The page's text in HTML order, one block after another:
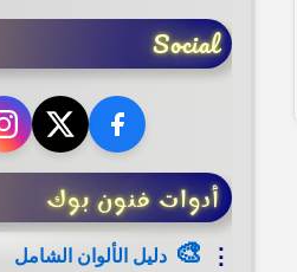
Social
أدوات فنون بوك
🎨دليل الألوان الشامل